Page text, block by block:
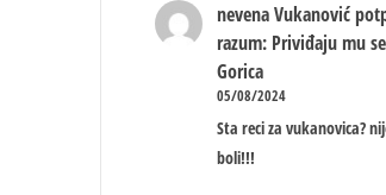
nevena Vukanović
razum: Priviđaju mu
Gorica
05/08/2024
Sta reci za vukanovica?
boli!!!